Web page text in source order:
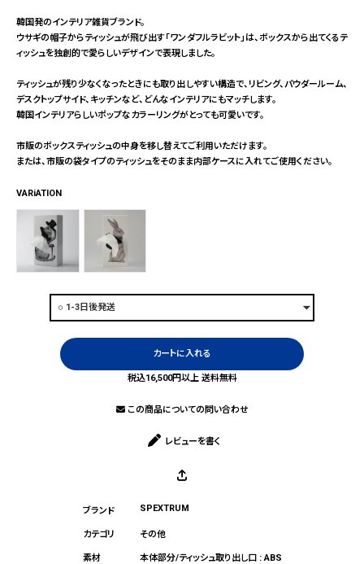
韓国発のインテリア雑貨ブランド。
ウサギの帽子からティッシュが飛び出す「ワンダフルラビット」は、ボックスから出てくるテ
ィッシュを独創的で愛らしいデザインで表現しました。
ティッシュが残り少なくなったときにも取り出しやすい構造で、リビング、パウダールーム、
デスクトップサイド、キッチンなど、どんなインテリアにもマッチします。
韓国インテリアらしいポップなカラーリングがとっても可愛いです。
市販のボックスティッシュの中身を移し替えてご利用いただけます。
または、市販の袋タイプのティッシュをそのまま内部ケースに入れてご使用ください。
VARiATION
カートに入れる
税込16,500円以上 送料無料
この商品についての問い合わせ
レビューを書く
SPEXTRUM
その他
本体部分/ティッシュ取り出し口 : ABS